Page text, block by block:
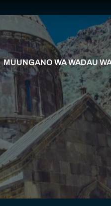
MUUNGANO WA WADAU